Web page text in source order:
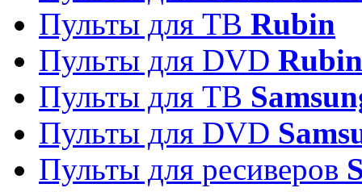
Пульты для ТВ Rubin
Пульты для DVD Rubin
Пульты для ТВ
Пульты для DVD
Пульты для ресиверов